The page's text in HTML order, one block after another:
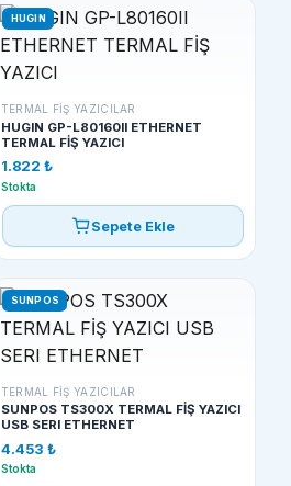
HUGIN
TERMAL FIŞ YAZICILAR
HUGIN GP-L80160II ETHERNET
TERMAL FİŞ YAZICI
1.822 ₺
Stokta
Sepete Ekle
SUNPOS
TERMAL FIŞ YAZICILAR
SUNPOS TS300X TERMAL FİŞ YAZICI
USB SERI ETHERNET
4.453 ₺
Stokta